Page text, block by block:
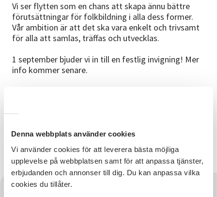
Denna webbplats använder cookies
Vi använder cookies för att leverera bästa möjliga
upplevelse på webbplatsen samt för att anpassa tjänster,
erbjudanden och annonser till dig. Du kan anpassa vilka
cookies du tillåter.
Vi ser flytten som en chans att skapa ännu bättre
förutsättningar för folkbildning i alla dess former.
Vår ambition är att det ska vara enkelt och trivsamt
för alla att samlas, träffas och utvecklas.
1 september bjuder vi in till en festlig invigning! Mer
info kommer senare.
lycksele@sv.se
Vi ser fram emot att tillsammans fortsätta skapa
nya möjligheter framåt!